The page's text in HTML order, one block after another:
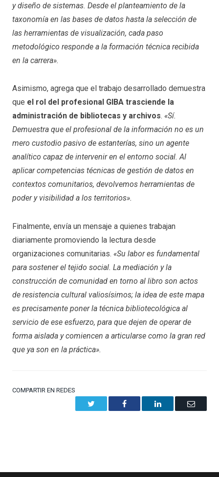
y diseño de sistemas. Desde el planteamiento de la
taxonomía en las bases de datos hasta la selección de
las herramientas de visualización, cada paso
metodológico responde a la formación técnica recibida
en la carrera».
Asimismo, agrega que el trabajo desarrollado demuestra
que el rol del profesional GIBA trasciende la
administración de bibliotecas y archivos. «Sí.
Demuestra que el profesional de la información no es un
mero custodio pasivo de estanterías, sino un agente
analítico capaz de intervenir en el entorno social. Al
aplicar competencias técnicas de gestión de datos en
contextos comunitarios, devolvemos herramientas de
poder y visibilidad a los territorios».
Finalmente, envía un mensaje a quienes trabajan
diariamente promoviendo la lectura desde
organizaciones comunitarias. «Su labor es fundamental
para sostener el tejido social. La mediación y la
construcción de comunidad en torno al libro son actos
de resistencia cultural valiosísimos; la idea de este mapa
es precisamente poner la técnica bibliotecológica al
servicio de ese esfuerzo, para que dejen de operar de
forma aislada y comiencen a articularse como la gran red
que ya son en la práctica».
COMPARTIR EN REDES
Facebook LinkedIn Email